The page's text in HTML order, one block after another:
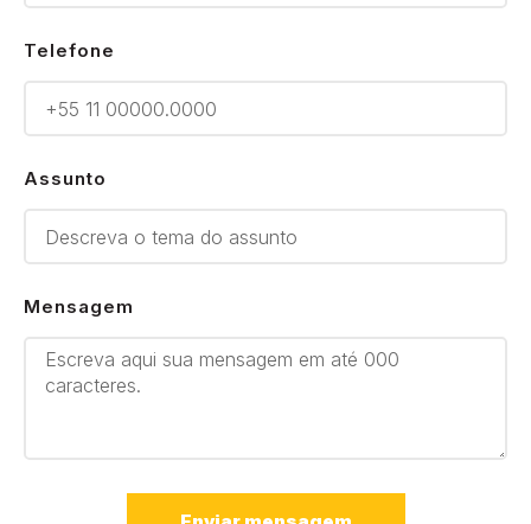
Telefone
Assunto
Mensagem